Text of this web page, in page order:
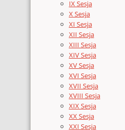
IX Sesja
X Sesja
XI Sesja
XII Sesja
XIII Sesja
XIV Sesja
XV Sesja
XVI Sesja
XVII Sesja
XVIII Sesja
XIX Sesja
XX Sesja
XXI Sesja